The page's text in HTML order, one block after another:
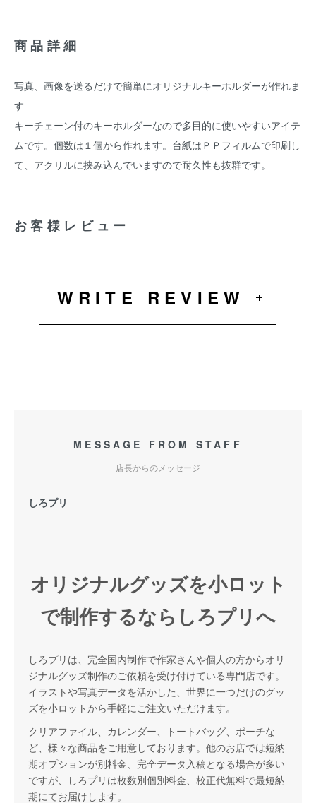
商品詳細
写真、画像を送るだけで簡単にオリジナルキーホルダーが作れま
す
キーチェーン付のキーホルダーなので多目的に使いやすいアイテ
ムです。個数は１個から作れます。台紙はＰＰフィルムで印刷し
て、アクリルに挟み込んでいますので耐久性も抜群です。
お客様レビュー
WRITE REVIEW
MESSAGE FROM STAFF
店長からのメッセージ
しろプリ
オリジナルグッズを小ロット
で制作するならしろプリへ
しろプリは、完全国内制作で作家さんや個人の方からオリ
ジナルグッズ制作のご依頼を受け付けている専門店です。
イラストや写真データを活かした、世界に一つだけのグッ
ズを小ロットから手軽にご注文いただけます。
クリアファイル、カレンダー、トートバッグ、ポーチな
ど、様々な商品をご用意しております。他のお店では短納
期オプションが別料金、完全データ入稿となる場合が多い
ですが、しろプリは枚数別個別料金、校正代無料で最短納
期にてお届けします。